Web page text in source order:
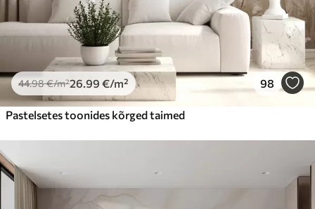
44.98€/m²26 .99 €/m² 98
Pastelsetes toonides kõrged taimed